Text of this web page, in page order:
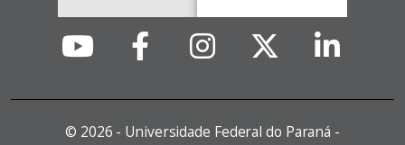
© 2026 - Universidade Federal do Paraná -